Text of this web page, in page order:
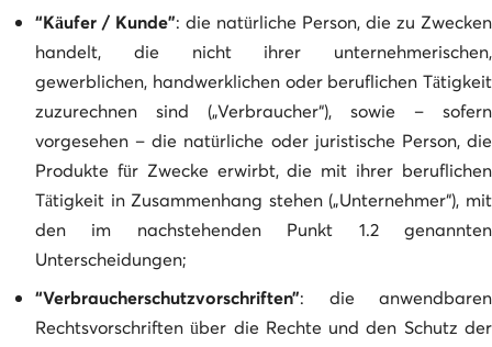
“Käufer / Kunde”: die natürliche Person, die zu Zwecken
handelt, die nicht ihrer unternehmerischen,
gewerblichen, handwerklichen oder beruflichen Tätigkeit
zuzurechnen sind („Verbraucher“), sowie – sofern
vorgesehen – die natürliche oder juristische Person, die
Produkte für Zwecke erwirbt, die mit ihrer beruflichen
Tätigkeit in Zusammenhang stehen („Unternehmer“), mit
den im nachstehenden Punkt 1.2 genannten
Unterscheidungen;
“Verbraucherschutzvorschriften”: die anwendbaren
Rechtsvorschriften über die Rechte und den Schutz der